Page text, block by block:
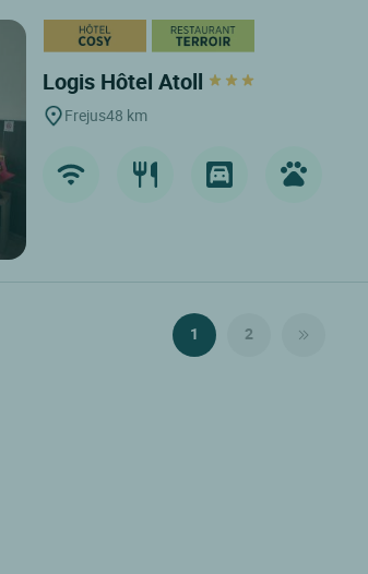
Logis Hôtel Atoll
Frejus48 km
1 2